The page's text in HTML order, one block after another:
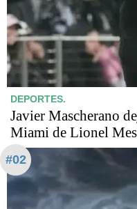
DEPORTES.
Javier Mascherano
Miami de Lionel
#02